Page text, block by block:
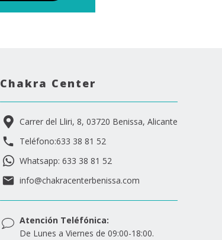
Chakra Center
Carrer del Lliri, 8, 03720 Benissa, Alicante
Teléfono:633 38 81 52
Whatsapp: 633 38 81 52
info@chakracenterbenissa.com
Atención Teléfónica:
De Lunes a Viernes de 09:00-18:00.